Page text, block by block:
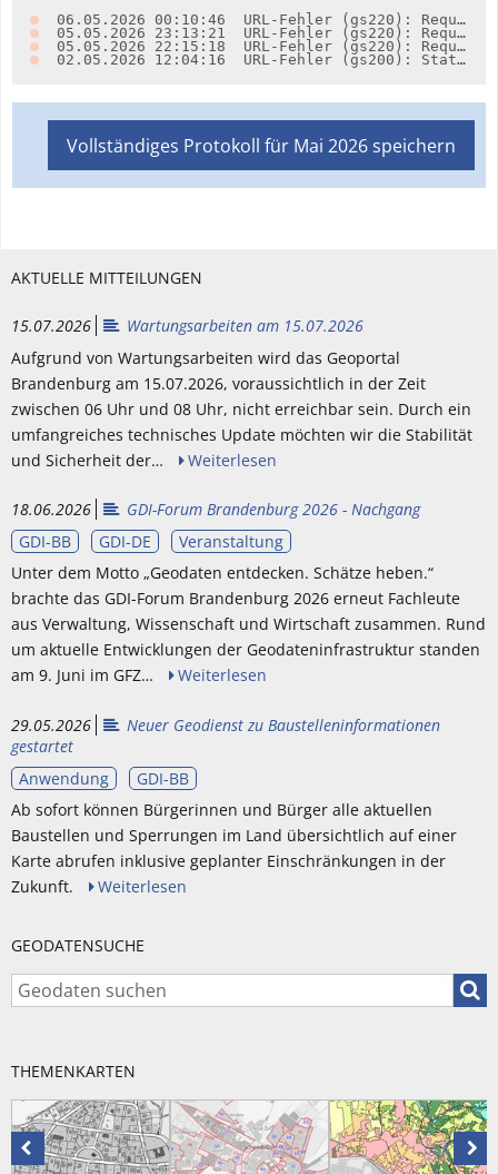
06.05.2026 00:10:46
URL-Fehler (gs220): Request scheiterte mit class org.apache.http.ConnectionClosedException für die URL https://inspire.brandenburg.de/services/so_bobindung_wms?request=GetCapabilities&service=WMS (Nachricht: 'org.apache.http.ConnectionClosedException: Premature end of Content-Length delimited message body (expected: 3.394; received: 0)') (alle zusätzlichen URLs scheiterten ebenfalls)
05.05.2026 23:13:21
URL-Fehler (gs220): Request scheiterte mit class org.apache.http.ConnectionClosedException für die URL https://inspire.brandenburg.de/services/so_bobindung_wms?request=GetCapabilities&service=WMS (Nachricht: 'org.apache.http.ConnectionClosedException: Premature end of Content-Length delimited message body (expected: 3.394; received: 0)') (alle zusätzlichen URLs scheiterten ebenfalls)
05.05.2026 22:15:18
URL-Fehler (gs220): Request scheiterte mit class org.apache.http.ConnectionClosedException für die URL https://inspire.brandenburg.de/services/so_bobindung_wms?request=GetCapabilities&service=WMS (Nachricht: 'org.apache.http.ConnectionClosedException: Premature end of Content-Length delimited message body (expected: 3.394; received: 0)') (alle zusätzlichen URLs scheiterten ebenfalls)
02.05.2026 12:04:16
URL-Fehler (gs200): Statuscode 'HTTP/1.1 503 Service Unavailable' für URL https://inspire.brandenburg.de/services/so_bobindung_wms?request=GetCapabilities&service=WMS (alle zusätzlichen URLs scheiterten ebenfalls)
Vollständiges Protokoll für Mai 2026speichern
AKTUELLE MITTEILUNGEN
15.07.2026
Wartungsarbeiten am 15.07.2026
Aufgrund von Wartungsarbeiten wird das Geoportal
Brandenburg am 15.07.2026, voraussichtlich in der Zeit
zwischen 06 Uhr und 08 Uhr, nicht erreichbar sein. Durch ein
umfangreiches technisches Update möchten wir die Stabilität
und Sicherheit der…
Weiterlesen
18.06.2026
GDI-Forum Brandenburg 2026 - Nachgang
GDI-BB
GDI-DE
Veranstaltung
Unter dem Motto „Geodaten entdecken. Schätze heben.“
brachte das GDI-Forum Brandenburg 2026 erneut Fachleute
aus Verwaltung, Wissenschaft und Wirtschaft zusammen. Rund
um aktuelle Entwicklungen der Geodateninfrastruktur standen
am 9. Juni im GFZ…
Weiterlesen
29.05.2026
Neuer Geodienst zu Baustelleninformationen
gestartet
Anwendung
GDI-BB
Ab sofort können Bürgerinnen und Bürger alle aktuellen
Baustellen und Sperrungen im Land übersichtlich auf einer
Karte abrufen inklusive geplanter Einschränkungen in der
Zukunft.
Weiterlesen
GEODATENSUCHE
THEMENKARTEN
Vorhergehende
Karte